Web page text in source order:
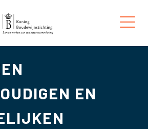
EN